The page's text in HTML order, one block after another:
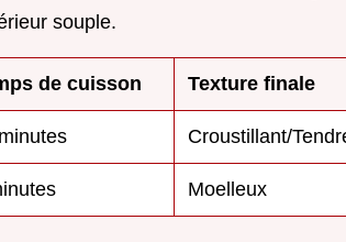
souple.
de cuisson Texture finale
minutes Croustillant/
Moelleux